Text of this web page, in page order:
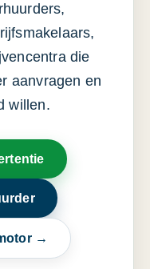
die
aanvragen en
willen.
→